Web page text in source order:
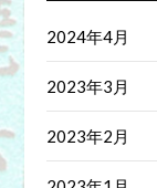
2024年4月
2023年3月
2023年2月